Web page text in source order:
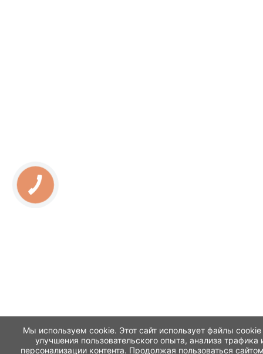
Мы используем cookie. Этот сайт использует файлы cookie
улучшения пользовательского опыта, анализа трафика
персонализации контента. Продолжая пользоваться